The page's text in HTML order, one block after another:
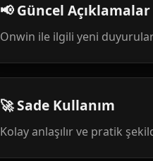
📢 Güncel Açıklamalar
Onwin ile ilgili yeni
🚀 Sade Kullanım
Kolay anlaşılır ve pratik